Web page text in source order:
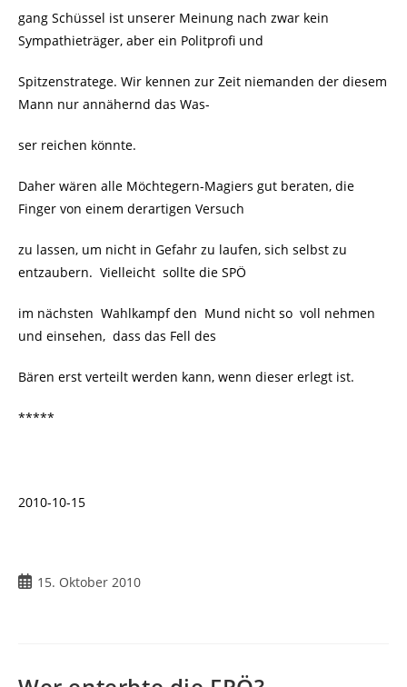
gang Schüssel ist unserer Meinung nach zwar kein
Sympathieträger, aber ein Politprofi und
Spitzenstratege. Wir kennen zur Zeit niemanden der diesem
Mann nur annähernd das Was-
ser reichen könnte.
Daher wären alle Möchtegern-Magiers gut beraten, die
Finger von einem derartigen Versuch
zu lassen, um nicht in Gefahr zu laufen, sich selbst zu
entzaubern. Vielleicht sollte die SPÖ
im nächsten Wahlkampf den Mund nicht so voll nehmen
und einsehen, dass das Fell des
Bären erst verteilt werden kann, wenn dieser erlegt ist.
*****
2010-10-15
Beitrag15. Oktober 2010